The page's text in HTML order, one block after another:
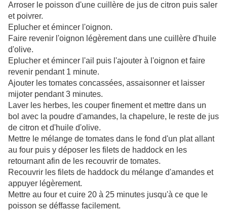
Arroser le poisson d'une cuillère de jus de citron puis saler
et poivrer.
Eplucher et émincer l'oignon.
Faire revenir l'oignon légèrement dans une cuillère d'huile
d'olive.
Eplucher et émincer l'ail puis l'ajouter à l'oignon et faire
revenir pendant 1 minute.
Ajouter les tomates concassées, assaisonner et laisser
mijoter pendant 3 minutes.
Laver les herbes, les couper finement et mettre dans un
bol avec la poudre d'amandes, la chapelure, le reste de jus
de citron et d'huile d'olive.
Mettre le mélange de tomates dans le fond d'un plat allant
au four puis y déposer les filets de haddock en les
retournant afin de les recouvrir de tomates.
Recouvrir les filets de haddock du mélange d'amandes et
appuyer légèrement.
Mettre au four et cuire 20 à 25 minutes jusqu'à ce que le
poisson se déffasse facilement.